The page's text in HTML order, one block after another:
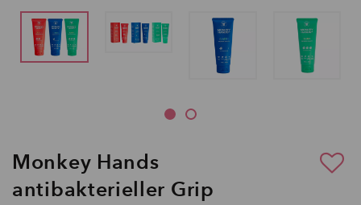
Monkey Hands
antibakterieller Grip